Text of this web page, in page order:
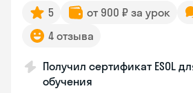
5 от 900 ₽ за урок
4 отзыва
Получил сертификат ESOL
обучения